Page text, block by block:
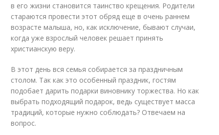
в его жизни становится таинство крещения. Родители
стараются провести этот обряд еще в очень раннем
возрасте малыша, но, как исключение, бывают случаи,
когда уже взрослый человек решает принять
христианскую веру.
В этот день вся семья собирается за праздничным
столом. Так как это особенный праздник, гостям
подобает дарить подарки виновнику торжества. Но как
выбрать подходящий подарок, ведь существует масса
традиций, которые нужно соблюдать? Отвечаем на
вопрос.